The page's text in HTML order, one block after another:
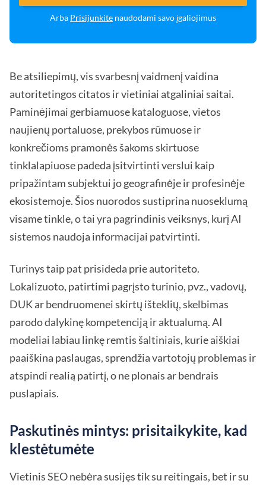
Arba Prisijunkite naudodami savo įgaliojimus
Be atsiliepimų, vis svarbesnį vaidmenį vaidina
autoritetingos citatos ir vietiniai atgaliniai saitai.
Paminėjimai gerbiamuose kataloguose, vietos
naujienų portaluose, prekybos rūmuose ir
konkrečioms pramonės šakoms skirtuose
tinklalapiuose padeda įsitvirtinti verslui kaip
pripažintam subjektui jo geografinėje ir profesinėje
ekosistemoje. Šios nuorodos sustiprina nuoseklumą
visame tinkle, o tai yra pagrindinis veiksnys, kurį AI
sistemos naudoja informacijai patvirtinti.
Turinys taip pat prisideda prie autoriteto.
Lokalizuoto, patirtimi pagrįsto turinio, pvz., vadovų,
DUK ar bendruomenei skirtų išteklių, skelbimas
parodo dalykinę kompetenciją ir aktualumą. AI
modeliai labiau linkę remtis šaltiniais, kurie aiškiai
paaiškina paslaugas, sprendžia vartotojų problemas ir
atspindi realią patirtį, o ne plonais ar bendrais
puslapiais.
Paskutinės mintys: prisitaikykite, kad
klestėtumėte
Vietinis SEO nebėra susijęs tik su reitingais, bet ir su